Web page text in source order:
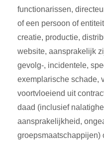
functionarissen,
of een persoon of
creatie, productie,
website, aansprakelijk
gevolg-, incidentele,
exemplarische schade,
voortvloeiend uit
daad (inclusief
aansprakelijkheid,
groepsmaatschappijen)